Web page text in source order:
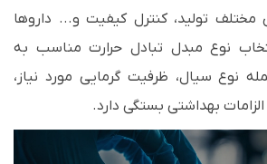
مختلف تولید، کنترل کیفیت و... داروها
نوع مبدل تبادل حرارت مناسب به
نوع سیال، ظرفیت گرمایی مورد نیاز،
بهداشتی بستگی دارد.